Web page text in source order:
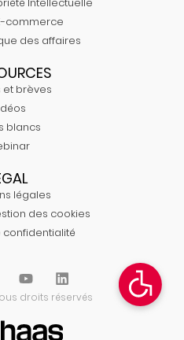
commerce
des affaires
et brèves
blancs
légales
des cookies
confidentialité
droits réservés